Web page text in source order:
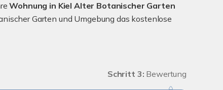
Wohnung in Kiel Alter Botanischer Garten
Garten und Umgebung das kostenlose
Schritt 3: Bewertung